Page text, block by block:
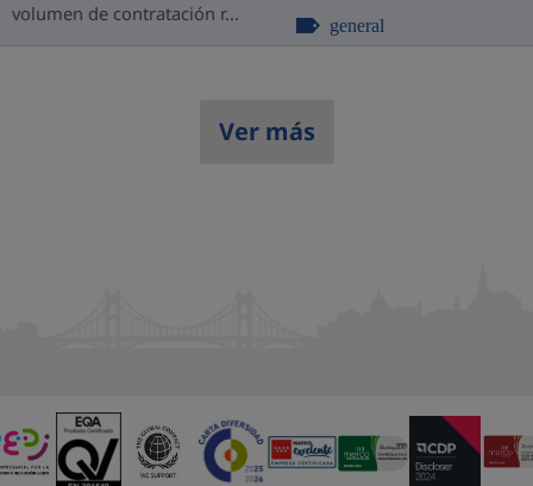
volumen de contratación r...
general
Ver más